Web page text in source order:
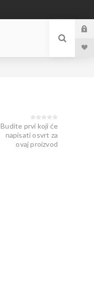
Budite prvi koji će
napisati osvrt za
ovaj proizvod